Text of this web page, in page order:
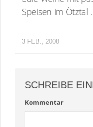
Speisen im Ötztal
3 FEB., 2008
SCHREIBE
Kommentar